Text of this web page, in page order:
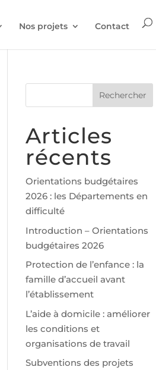
Nos projets Contact
Articles
récents
Orientations budgétaires
2026 : les Départements en
difficulté
Introduction – Orientations
budgétaires 2026
Protection de l’enfance : la
famille d’accueil avant
l’établissement
L’aide à domicile : améliorer
les conditions et
organisations de travail
Subventions des projets